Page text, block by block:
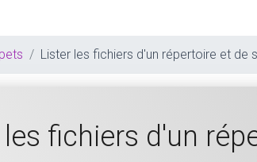
Lister les fichiers d'un répertoire et
fichiers d'un